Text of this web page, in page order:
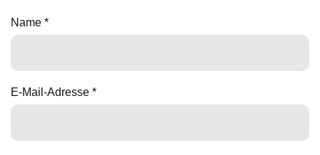
Name *
E-Mail-Adresse *